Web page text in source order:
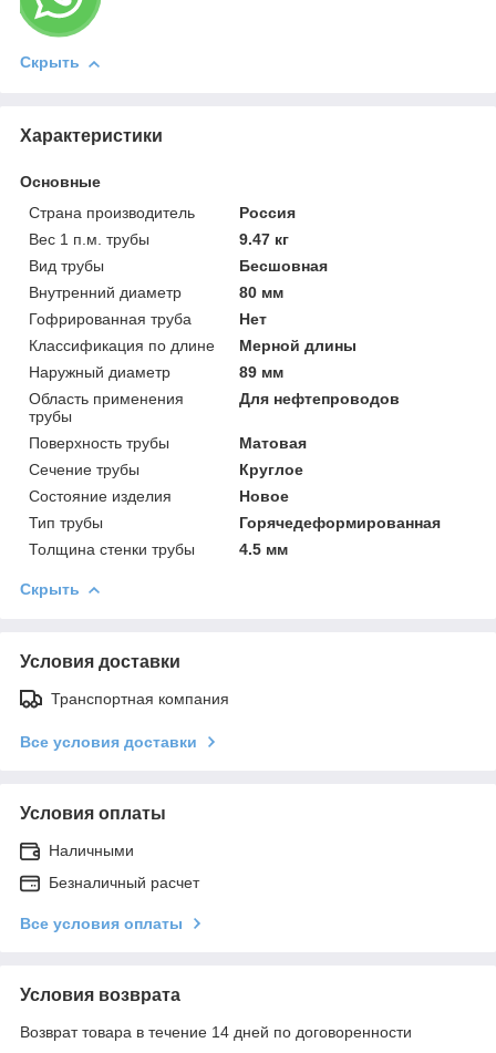
Скрыть
Характеристики
Основные
Страна производитель
Россия
Вес 1 п.м. трубы
9.47 кг
Вид трубы
Бесшовная
Внутренний диаметр
80 мм
Гофрированная труба
Нет
Классификация по длине
Мерной длины
Наружный диаметр
89 мм
Область применения
трубы
Для нефтепроводов
Поверхность трубы
Матовая
Сечение трубы
Круглое
Состояние изделия
Новое
Тип трубы
Горячедеформированная
Толщина стенки трубы
4.5 мм
Скрыть
Условия доставки
Транспортная компания
Все условия доставки
Условия оплаты
Наличными
Безналичный расчет
Все условия оплаты
Условия возврата
Возврат товара в течение 14 дней по договоренности